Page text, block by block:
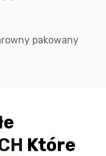
pakowany
Które